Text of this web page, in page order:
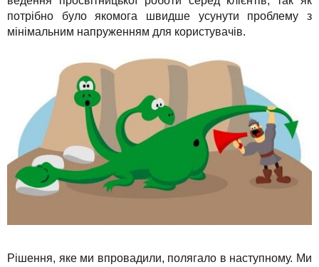
потрібно було якомога швидше усунути проблему з
мінімальним напруженням для користувачів.
Рішення, яке ми впровадили, полягало в наступному. Ми